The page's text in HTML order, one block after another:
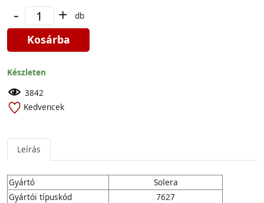
- + db
Kosárba
Készleten
3842
Kedvencek
Leírás
Gyártó
Solera
Gyártói típuskód
7627